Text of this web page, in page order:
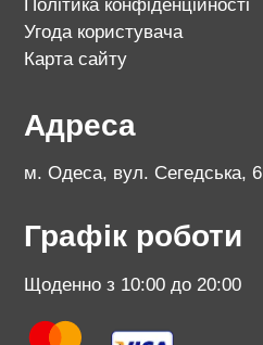
Угода користувача
Карта сайту
Адреса
м. Одеса, вул. Сегедська, 6
Графік роботи
Щоденно з 10:00 до 20:00